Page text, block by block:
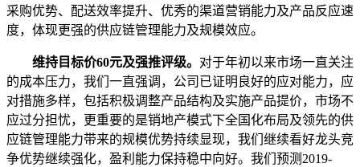
采购优势、配送效率提升、优秀的渠道营销能力及产品反应速
度，体现更强的供应链管理能力及规模效应。
维持目标价60元及强推评级。 对于年初以来市场一直关注
的成本压力，我们一直强调，公司已证明良好的应对能力，应
对措施多样，包括积极调整产品结构及实施产品提价，市场不
应过分担忧，更重要的是销地产模式下全国化布局及领先的供
应链管理能力带来的规模优势持续显现，我们继续看好龙头竞
争优势继续强化，盈利能力保持稳中向好。我们预测2019-